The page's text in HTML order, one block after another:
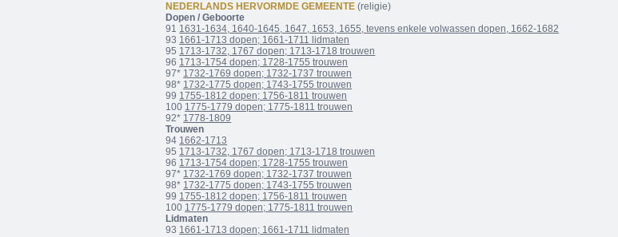
NEDERLANDS HERVORMDE GEMEENTE (religie)
Dopen / Geboorte
91 1631-1634, 1640-1645, 1647, 1653, 1655, tevens enkele volwassen dopen, 1662-1682
93 1661-1713 dopen; 1661-1711 lidmaten
95 1713-1732, 1767 dopen; 1713-1718 trouwen
96 1713-1754 dopen; 1728-1755 trouwen
97* 1732-1769 dopen; 1732-1737 trouwen
98* 1732-1775 dopen; 1743-1755 trouwen
99 1755-1812 dopen; 1756-1811 trouwen
100 1775-1779 dopen; 1775-1811 trouwen
92* 1778-1809
Trouwen
94 1662-1713
95 1713-1732, 1767 dopen; 1713-1718 trouwen
96 1713-1754 dopen; 1728-1755 trouwen
97* 1732-1769 dopen; 1732-1737 trouwen
98* 1732-1775 dopen; 1743-1755 trouwen
99 1755-1812 dopen; 1756-1811 trouwen
100 1775-1779 dopen; 1775-1811 trouwen
Lidmaten
93 1661-1713 dopen; 1661-1711 lidmaten